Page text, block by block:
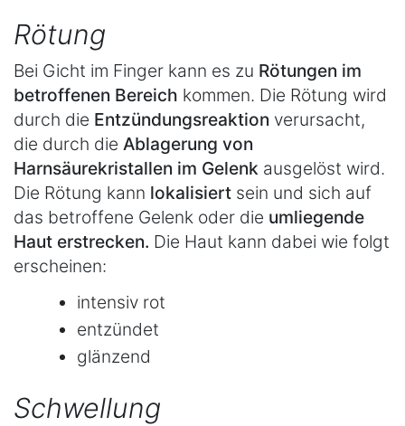
Rötung
Bei Gicht im Finger kann es zu Rötungen im
betroffenen Bereich kommen. Die Rötung wird
durch die Entzündungsreaktion verursacht,
die durch die Ablagerung von
Harnsäurekristallen im Gelenk ausgelöst wird.
Die Rötung kann lokalisiert sein und sich auf
das betroffene Gelenk oder die umliegende
Haut erstrecken. Die Haut kann dabei wie folgt
erscheinen:
intensiv rot
entzündet
glänzend
Schwellung